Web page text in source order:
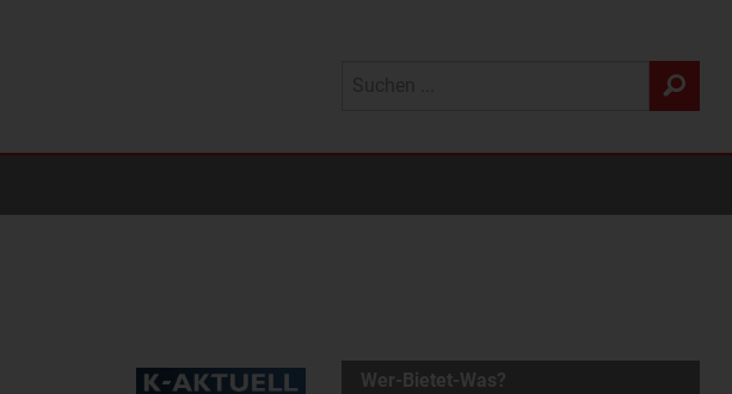
Wer-Bietet-Was?